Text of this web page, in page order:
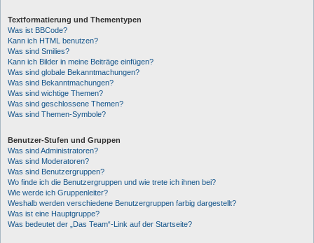
Textformatierung und Thementypen
Was ist BBCode?
Kann ich HTML benutzen?
Was sind Smilies?
Kann ich Bilder in meine Beiträge einfügen?
Was sind globale Bekanntmachungen?
Was sind Bekanntmachungen?
Was sind wichtige Themen?
Was sind geschlossene Themen?
Was sind Themen-Symbole?
Benutzer-Stufen und Gruppen
Was sind Administratoren?
Was sind Moderatoren?
Was sind Benutzergruppen?
Wo finde ich die Benutzergruppen und wie trete ich ihnen bei?
Wie werde ich Gruppenleiter?
Weshalb werden verschiedene Benutzergruppen farbig dargestellt?
Was ist eine Hauptgruppe?
Was bedeutet der „Das Team“-Link auf der Startseite?